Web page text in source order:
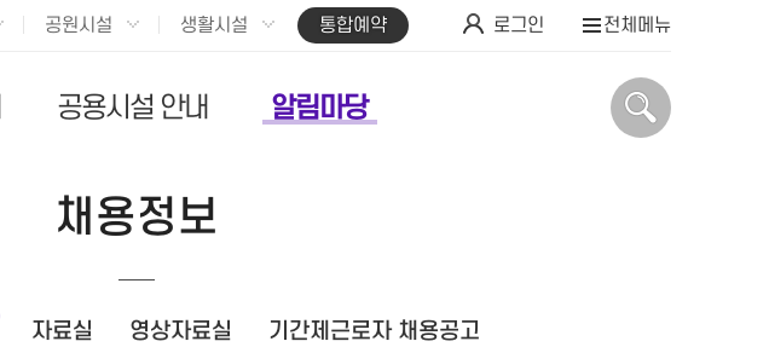
공원시설 생활시설 통합예약 로그인 전체메뉴
공용시설 안내 알림마당
채용정보
자료실 영상자료실 기간제근로자 채용공고